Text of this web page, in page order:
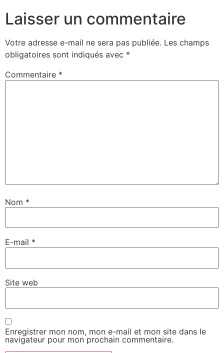
Laisser un commentaire
Votre adresse e-mail ne sera pas publiée. Les champs
obligatoires sont indiqués avec *
Commentaire *
Nom *
E-mail *
Site web
Enregistrer mon nom, mon e-mail et mon site dans le
navigateur pour mon prochain commentaire.